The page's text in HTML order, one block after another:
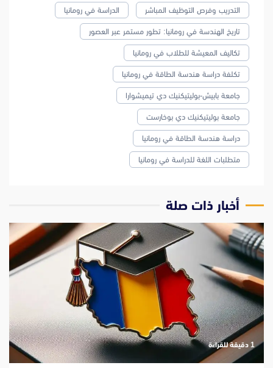
التدريب وفرص التوظيف المباشر الدراسة في رومانيا
تاريخ الهندسة في رومانيا: تطور مستمر عبر العصور
تكاليف المعيشة للطلاب في رومانيا
تكلفة دراسة هندسة الطاقة في رومانيا
جامعة بابيش-بوليتيكنيك دي تيميشوارا
جامعة بوليتيكنيك دي بوخارست
دراسة هندسة الطاقة في رومانيا
متطلبات اللغة للدراسة في رومانيا
‫أخبار ذات صلة
‫1 دقيقة للقراءة